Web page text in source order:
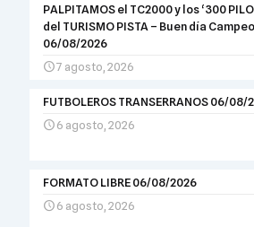
PALPITAMOS el TC2000 y los ‘300
del TURISMO PISTA – Buen día
06/08/2026
7 agosto, 2026
FUTBOLEROS TRANSERRANOS 06/08/
6 agosto, 2026
FORMATO LIBRE 06/08/2026
6 agosto, 2026